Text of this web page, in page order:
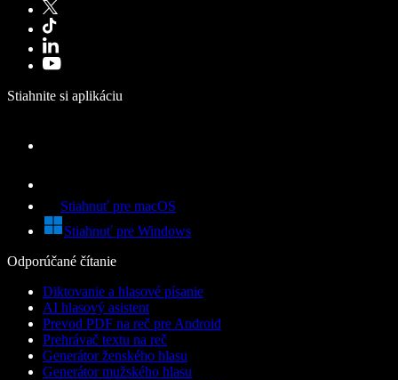
Stiahnite si aplikáciu
Stiahnuť pre macOS
Stiahnuť pre Windows
Odporúčané čítanie
Diktovanie a hlasové písanie
AI hlasový asistent
Prevod PDF na reč pre Android
Prehrávač textu na reč
Generátor ženského hlasu
Generátor mužského hlasu